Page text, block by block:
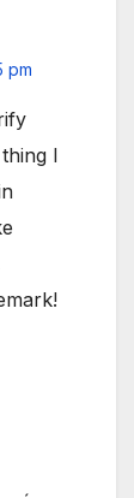
pm
I